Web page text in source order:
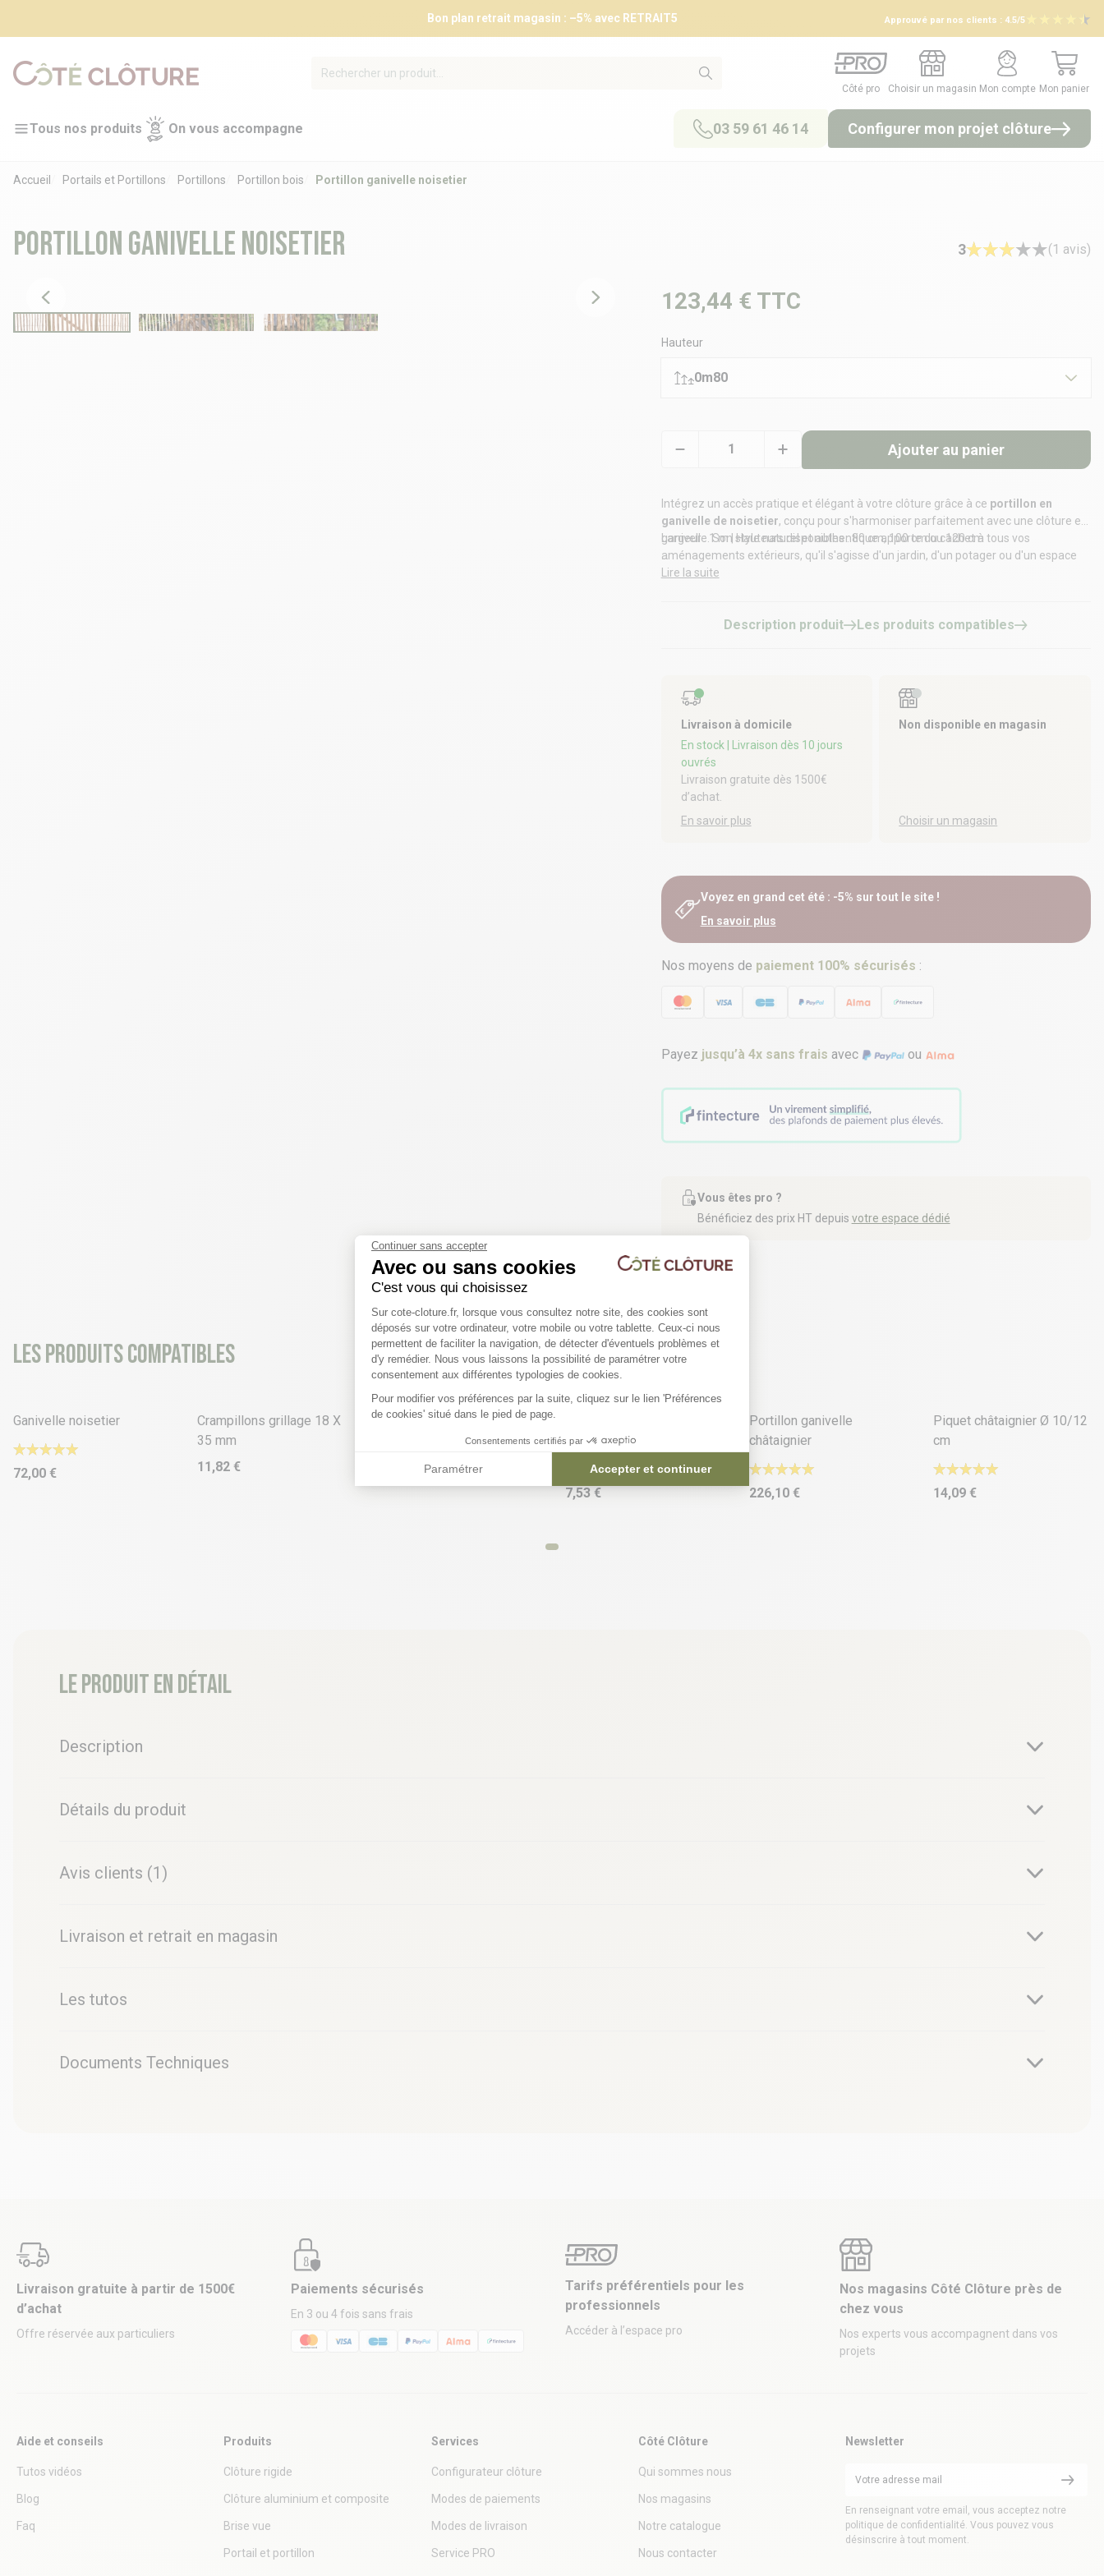
Bon plan retrait magasin : –5% avec RETRAIT5 Approuvé par nos clients : 4.5/5
Côté pro
Côté pro
Choisir un magasin
Choisir un magasin
Mon compte
Mon compte
Mon panier
Mon panier
Tous nos produits On vous accompagne 03 59 61 46 14 Configurer mon projet clôture
Accueil Portails et Portillons Portillons Portillon bois Portillon ganivelle noisetier
Portillon ganivelle noisetier 3 (1 avis)
123,44 € TTC
Hauteur
0m80
Ajouter au panier
Intégrez un accès pratique et élégant à votre clôture grâce à ce portillon en
ganivelle de noisetier, conçu pour s'harmoniser parfaitement avec une clôture en
ganivelle . Son style naturel et authentique apporte du cachet à tous vos
aménagements extérieurs, qu'il s'agisse d'un jardin, d'un potager ou d'un espace
paysager.
Largeur : 1 m | Hauteurs disponibles : 80 cm, 100 cm ou 120 cm
Poteaux : non inclus
Lire la suite
Description produit Les produits compatibles
Livraison à domicile
En stock
| Livraison dès 10 jours
ouvrés
Livraison gratuite dès 1500€
d’achat.
En savoir plus
Non disponible en magasin
Choisir un magasin
Voyez en grand cet été : -5% sur tout le site !
En savoir plus
Nos moyens de paiement 100% sécurisés :
Payez jusqu’à 4x sans frais avec ou
Vous êtes pro ?
Bénéficiez des prix HT depuis votre espace dédié
Les produits compatibles
Ganivelle noisetier
72,00 €
Crampillons grillage 18 X
35 mm
11,82 €
4 déclinaisons
Ganivelle châtaignier
104,96 €
3 déclinaisons
cm
7,53 €
Portillon ganivelle
châtaignier
226,10 €
Piquet châtaignier Ø 10/12
cm
14,09 €
Le produit en détail
Description
Détails du produit
Avis clients (1)
Livraison et retrait en magasin
Les tutos
Documents Techniques
Livraison gratuite à partir de 1500€
d’achat
Offre réservée aux particuliers
Paiements sécurisés
En 3 ou 4 fois sans frais
Tarifs préférentiels pour les
professionnels
Accéder à l’espace pro
Nos magasins Côté Clôture près de
chez vous
Nos experts vous accompagnent dans vos
projets
Aide et conseils
Tutos vidéos
Blog
Faq
Produits
Clôture rigide
Clôture aluminium et composite
Brise vue
Portail et portillon
Services
Configurateur clôture
Modes de paiements
Modes de livraison
Service PRO
Côté Clôture
Qui sommes nous
Nos magasins
Notre catalogue
Nous contacter
Newsletter
En renseignant votre email, vous acceptez notre
politique de confidentialité. Vous pouvez vous
désinscrire à tout moment.
Continuer sans accepter
Avec ou sans cookies
C'est vous qui choisissez
Plateforme de Gestion du Consentement : Personnalisez vos Options
Sur cote-cloture.fr, lorsque vous consultez notre site, des cookies sont
déposés sur votre ordinateur, votre mobile ou votre tablette. Ceux-ci nous
permettent de faciliter la navigation, de détecter d'éventuels problèmes et
d'y remédier. Nous vous laissons la possibilité de paramétrer votre
consentement aux différentes typologies de cookies.
Pour modifier vos préférences par la suite, cliquez sur le lien 'Préférences
de cookies' situé dans le pied de page.
Consentements certifiés par
Paramétrer Accepter et continuer
Axeptio consent